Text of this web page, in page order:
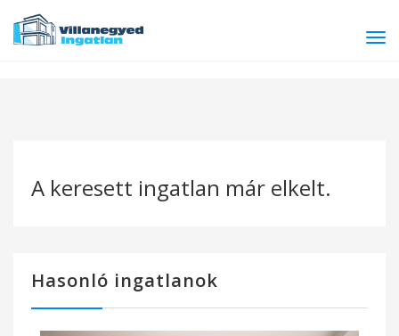
A keresett ingatlan már elkelt.
Hasonló ingatlanok